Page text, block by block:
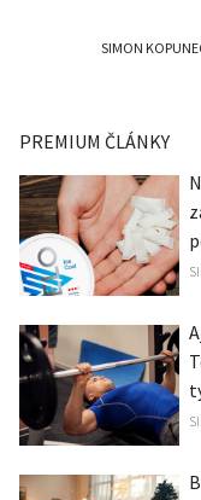
SIMON
PREMIUM ČLÁNKY